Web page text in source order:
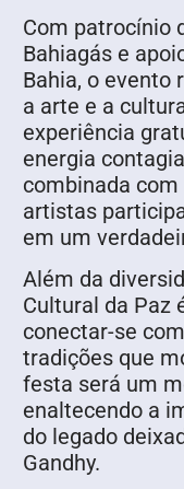
Com patrocínio
Bahiagás e
Bahia, o evento
a arte e a
experiência
energia
combinada
artistas
em um
Além da
Cultural da Paz
conectar-se
tradições que
festa será um
enaltecendo a
do legado
Gandhy.